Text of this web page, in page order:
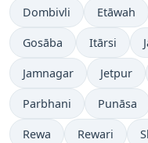
Dombivli Etāwah
Gosāba Itārsi
Jamnagar Jetpur
Parbhani Punāsa
Rewa Rewari